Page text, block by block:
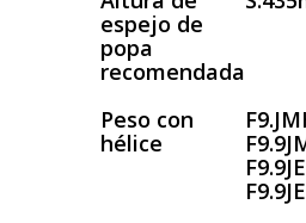
espejo de
popa
recomendada
Peso con
hélice